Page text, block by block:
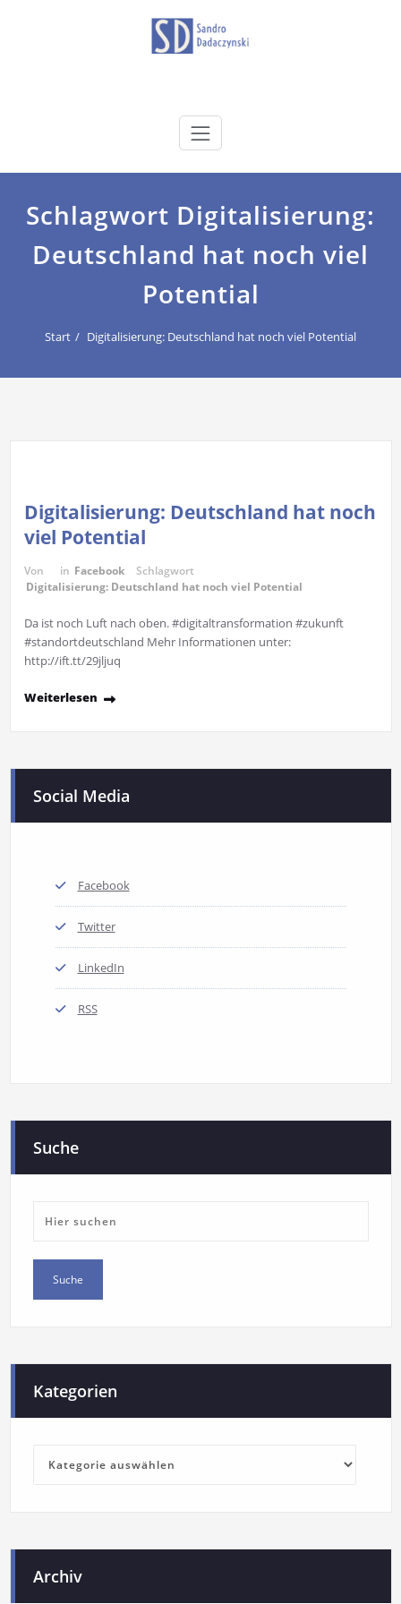
dadaczynski.de
Schlagwort Digitalisierung:
Deutschland hat noch viel
Potential
Start Digitalisierung: Deutschland hat noch viel Potential
Digitalisierung: Deutschland hat noch
viel Potential
Von in Facebook
Schlagwort
Digitalisierung: Deutschland hat noch viel Potential
Da ist noch Luft nach oben. #digitaltransformation #zukunft
#standortdeutschland Mehr Informationen unter:
http://ift.tt/29jljuq
Weiterlesen
Social Media
Facebook
Twitter
LinkedIn
RSS
Suche
Kategorien
Archiv